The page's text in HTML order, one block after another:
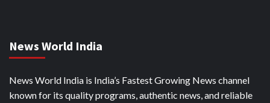
News World India
News World India is India’s Fastest Growing News channel
known for its quality programs, authentic news, and reliable